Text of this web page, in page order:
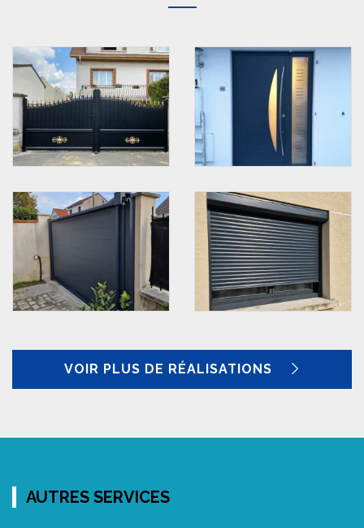
VOIR PLUS DE RÉALISATIONS
AUTRES SERVICES